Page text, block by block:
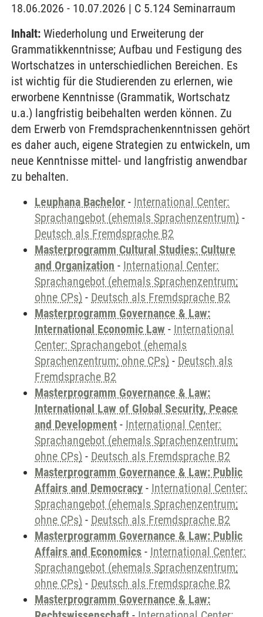
18.06.2026 - 10.07.2026 | C 5.124 Seminarraum
Inhalt: Wiederholung und Erweiterung der
Grammatikkenntnisse; Aufbau und Festigung des
Wortschatzes in unterschiedlichen Bereichen. Es
ist wichtig für die Studierenden zu erlernen, wie
erworbene Kenntnisse (Grammatik, Wortschatz
u.a.) langfristig beibehalten werden können. Zu
dem Erwerb von Fremdsprachenkenntnissen gehört
es daher auch, eigene Strategien zu entwickeln, um
neue Kenntnisse mittel- und langfristig anwendbar
zu behalten.
Leuphana Bachelor - International Center:
Sprachangebot (ehemals Sprachenzentrum) -
Deutsch als Fremdsprache B2
Masterprogramm Cultural Studies: Culture
and Organization - International Center:
Sprachangebot (ehemals Sprachenzentrum;
ohne CPs) - Deutsch als Fremdsprache B2
Masterprogramm Governance & Law:
International Economic Law - International
Center: Sprachangebot (ehemals
Sprachenzentrum; ohne CPs) - Deutsch als
Fremdsprache B2
Masterprogramm Governance & Law:
International Law of Global Security, Peace
and Development - International Center:
Sprachangebot (ehemals Sprachenzentrum;
ohne CPs) - Deutsch als Fremdsprache B2
Masterprogramm Governance & Law: Public
Affairs and Democracy - International Center:
Sprachangebot (ehemals Sprachenzentrum;
ohne CPs) - Deutsch als Fremdsprache B2
Masterprogramm Governance & Law: Public
Affairs and Economics - International Center:
Sprachangebot (ehemals Sprachenzentrum;
ohne CPs) - Deutsch als Fremdsprache B2
Masterprogramm Governance & Law: